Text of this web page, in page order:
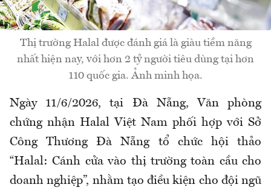
Thị trường Halal được đánh giá là giàu tiềm năng
nhất hiện nay, với hơn 2 tỷ người tiêu dùng tại hơn
110 quốc gia. Ảnh minh họa.
Ngày 11/6/2026, tại Đà Nẵng, Văn phòng
chứng nhận Halal Việt Nam phối hợp với Sở
Công Thương Đà Nẵng tổ chức hội thảo
“Halal: Cánh cửa vào thị trường toàn cầu cho
doanh nghiệp”, nhằm tạo điều kiện cho đội ngũ